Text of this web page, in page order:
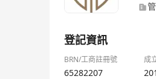
登記資訊
BRN/工商註冊號 成
65282207